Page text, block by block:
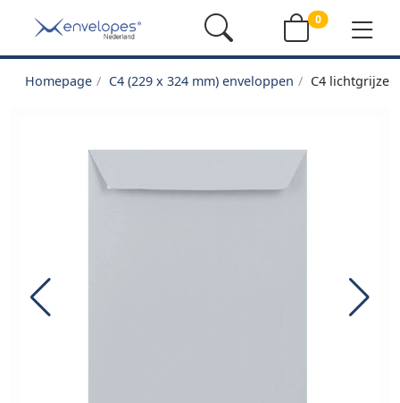
0
Homepage C4 (229 x 324 mm) enveloppen C4 lichtgrijze